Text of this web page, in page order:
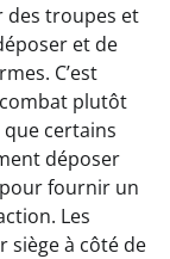
des troupes et
et de
C’est
plutôt
que certains
déposer
pour fournir un
Les
à côté de